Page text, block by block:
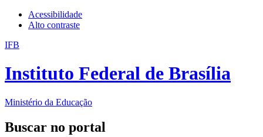
Acessibilidade
Alto contraste
IFB
Instituto Federal de Brasília
Ministério da Educação
Buscar no portal